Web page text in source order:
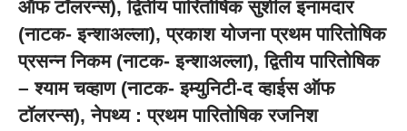
ऑफ टॉलरन्स), द्वितीय पारितोषिक सुशील इनामदार
(नाटक- इन्शाअल्ला), प्रकाश योजना प्रथम पारितोषिक
प्रसन्न निकम (नाटक- इन्शाअल्ला), द्वितीय पारितोषिक
– श्याम चव्हाण (नाटक- इम्युनिटी-द व्हाईस ऑफ
टॉलरन्स), नेपथ्य : प्रथम पारितोषिक रजनिश